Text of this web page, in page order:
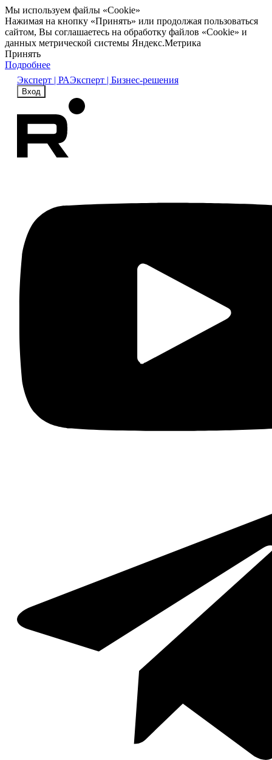
Мы используем файлы «Cookie»
Нажимая на кнопку «Принять» или продолжая пользоваться
сайтом, Вы соглашаетесь на обработку файлов «Cookie» и
данных метрической системы Яндекс.Метрика
Принять
Подробнее
Эксперт | РАЭксперт | Бизнес-решения
Вход